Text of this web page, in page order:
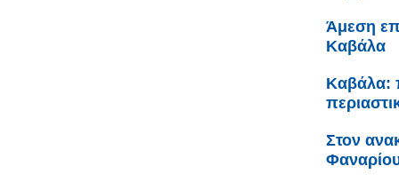
Άμεση
Καβάλα
Καβάλα:
Στον